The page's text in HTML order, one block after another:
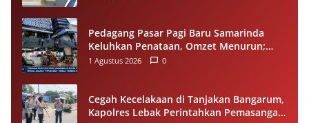
Pedagang Pasar Pagi Baru Samarinda
Keluhkan Penataan, Omzet Menurun;
Minta Pemkot Evaluasi Distribusi Ruko
1 Agustus 2026 0
Cegah Kecelakaan di Tanjakan Bangarum,
Kapolres Lebak Perintahkan Pemasangan